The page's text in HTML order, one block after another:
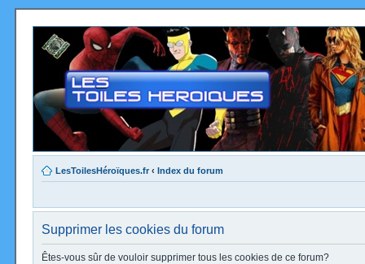
LesToilesHéroïques.fr ‹ Index du forum
Supprimer les cookies du forum
Êtes-vous sûr de vouloir supprimer tous les cookies de ce forum?